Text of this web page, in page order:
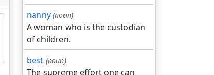
nanny (noun)
A woman who is the custodian
of children.
best (noun)
The supreme effort one can